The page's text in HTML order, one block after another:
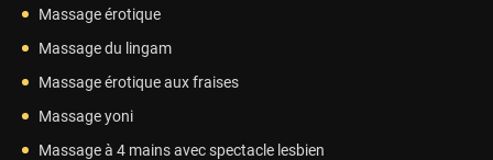
Massage érotique
Massage du lingam
Massage érotique aux fraises
Massage yoni
Massage à 4 mains avec spectacle lesbien